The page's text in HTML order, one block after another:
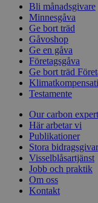
Bli månadsgivare
Minnesgåva
Ge bort träd
Gåvoshop
Ge en gåva
Företagsgåva
Ge bort träd
Testamente
Our carbon
Här arbetar vi
Publikationer
Stora
Visselblåsartjänst
Jobb och praktik
Om oss
Kontakt